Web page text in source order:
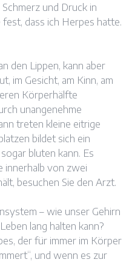
und Druck in
dass ich Herpes hatte.
den Lippen, kann aber
im Gesicht, am Kinn, am
Körperhälfte
unangenehme
treten kleine eitrige
bildet sich ein
bluten kann. Es
innerhalb von zwei
besuchen Sie den Arzt.
– wie unser Gehirn
lang halten kann?
der für immer im Körper
und wenn es zur